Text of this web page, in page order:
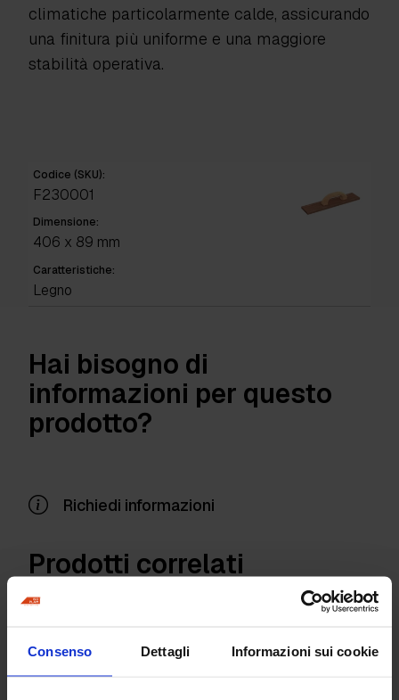
Consenso Dettagli Informazioni sui cookie
climatiche particolarmente calde, assicurando
una finitura più uniforme e una maggiore
stabilità operativa.
Codice (SKU):
F230001
Dimensione:
406 x 89 mm
Caratteristiche:
Legno
Hai bisogno di
informazioni per questo
prodotto?
Richiedi informazioni
Prodotti correlati